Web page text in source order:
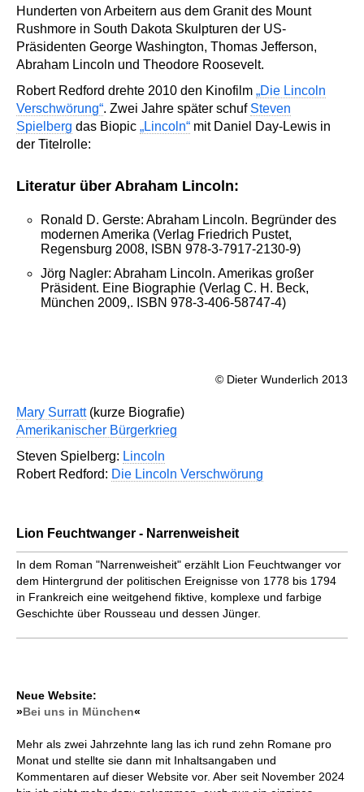
Hunderten von Arbeitern aus dem Granit des Mount
Rushmore in South Dakota Skulpturen der US-
Präsidenten George Washington, Thomas Jefferson,
Abraham Lincoln und Theodore Roosevelt.
Robert Redford drehte 2010 den Kinofilm „Die Lincoln
Verschwörung“. Zwei Jahre später schuf Steven
Spielberg das Biopic „Lincoln“ mit Daniel Day-Lewis in
der Titelrolle:
Literatur über Abraham Lincoln:
Ronald D. Gerste: Abraham Lincoln. Begründer des
modernen Amerika (Verlag Friedrich Pustet,
Regensburg 2008, ISBN 978-3-7917-2130-9)
Jörg Nagler: Abraham Lincoln. Amerikas großer
Präsident. Eine Biographie (Verlag C. H. Beck,
München 2009,. ISBN 978-3-406-58747-4)
© Dieter Wunderlich 2013
Mary Surratt(kurze Biografie)
Amerikanischer Bürgerkrieg
Steven Spielberg: Lincoln
Robert Redford: Die Lincoln Verschwörung
Lion Feuchtwanger - Narrenweisheit
In dem Roman "Narrenweisheit" erzählt Lion Feuchtwanger vor
dem Hintergrund der politischen Ereignisse von 1778 bis 1794
in Frankreich eine weitgehend fiktive, komplexe und farbige
Geschichte über Rousseau und dessen Jünger.
Neue Website:
»Bei uns in München«
Mehr als zwei Jahrzehnte lang las ich rund zehn Romane pro
Monat und stellte sie dann mit Inhaltsangaben und
Kommentaren auf dieser Website vor. Aber seit November 2024